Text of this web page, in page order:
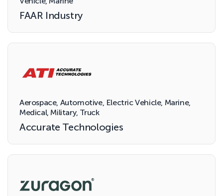
FAAR Industry
Aerospace, Automotive, Electric Vehicle, Marine,
Medical, Military, Truck
Accurate Technologies